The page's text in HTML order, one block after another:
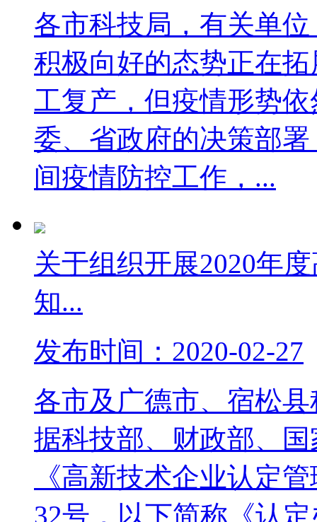
各市科技局，有关单
积极向好的态势正在
工复产，但疫情形势
委、省政府的决策部
间疫情防控工作，...
关于组织开展2020年
知...
发布时间：2020-02-27
各市及广德市、宿松
据科技部、财政部、
《高新技术企业认定
32号，以下简称《认